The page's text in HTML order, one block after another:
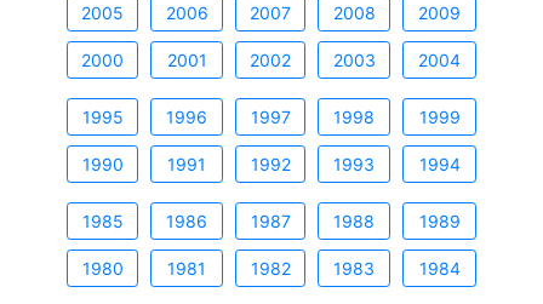
2005 2006 2007 2008 2009
2000 2001 2002 2003 2004
1995 1996 1997 1998 1999
1990 1991 1992 1993 1994
1985 1986 1987 1988 1989
1980 1981 1982 1983 1984